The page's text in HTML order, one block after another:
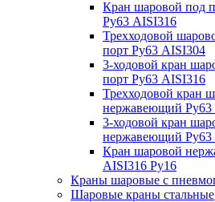
Кран шаровой под
Ру63 AISI316
Трехходовой
порт Ру63 AISI304
3-ходовой кран
порт Ру63 AISI316
Трехходовой кран
нержавеющий Ру63
3-ходовой кран
нержавеющий Ру63
Кран шаровой
AISI316 Ру16
Краны шаровые с
Шаровые краны стальные